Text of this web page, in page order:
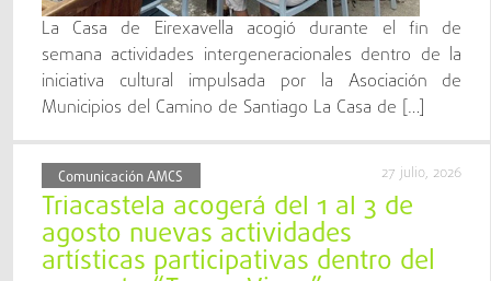
La Casa de Eirexavella acogió durante el fin de
semana actividades intergeneracionales dentro de la
iniciativa cultural impulsada por la Asociación de
Municipios del Camino de Santiago La Casa de […]
Comunicación AMCS 27 julio, 2026
Triacastela acogerá del 1 al 3 de
agosto nuevas actividades
artísticas participativas dentro del